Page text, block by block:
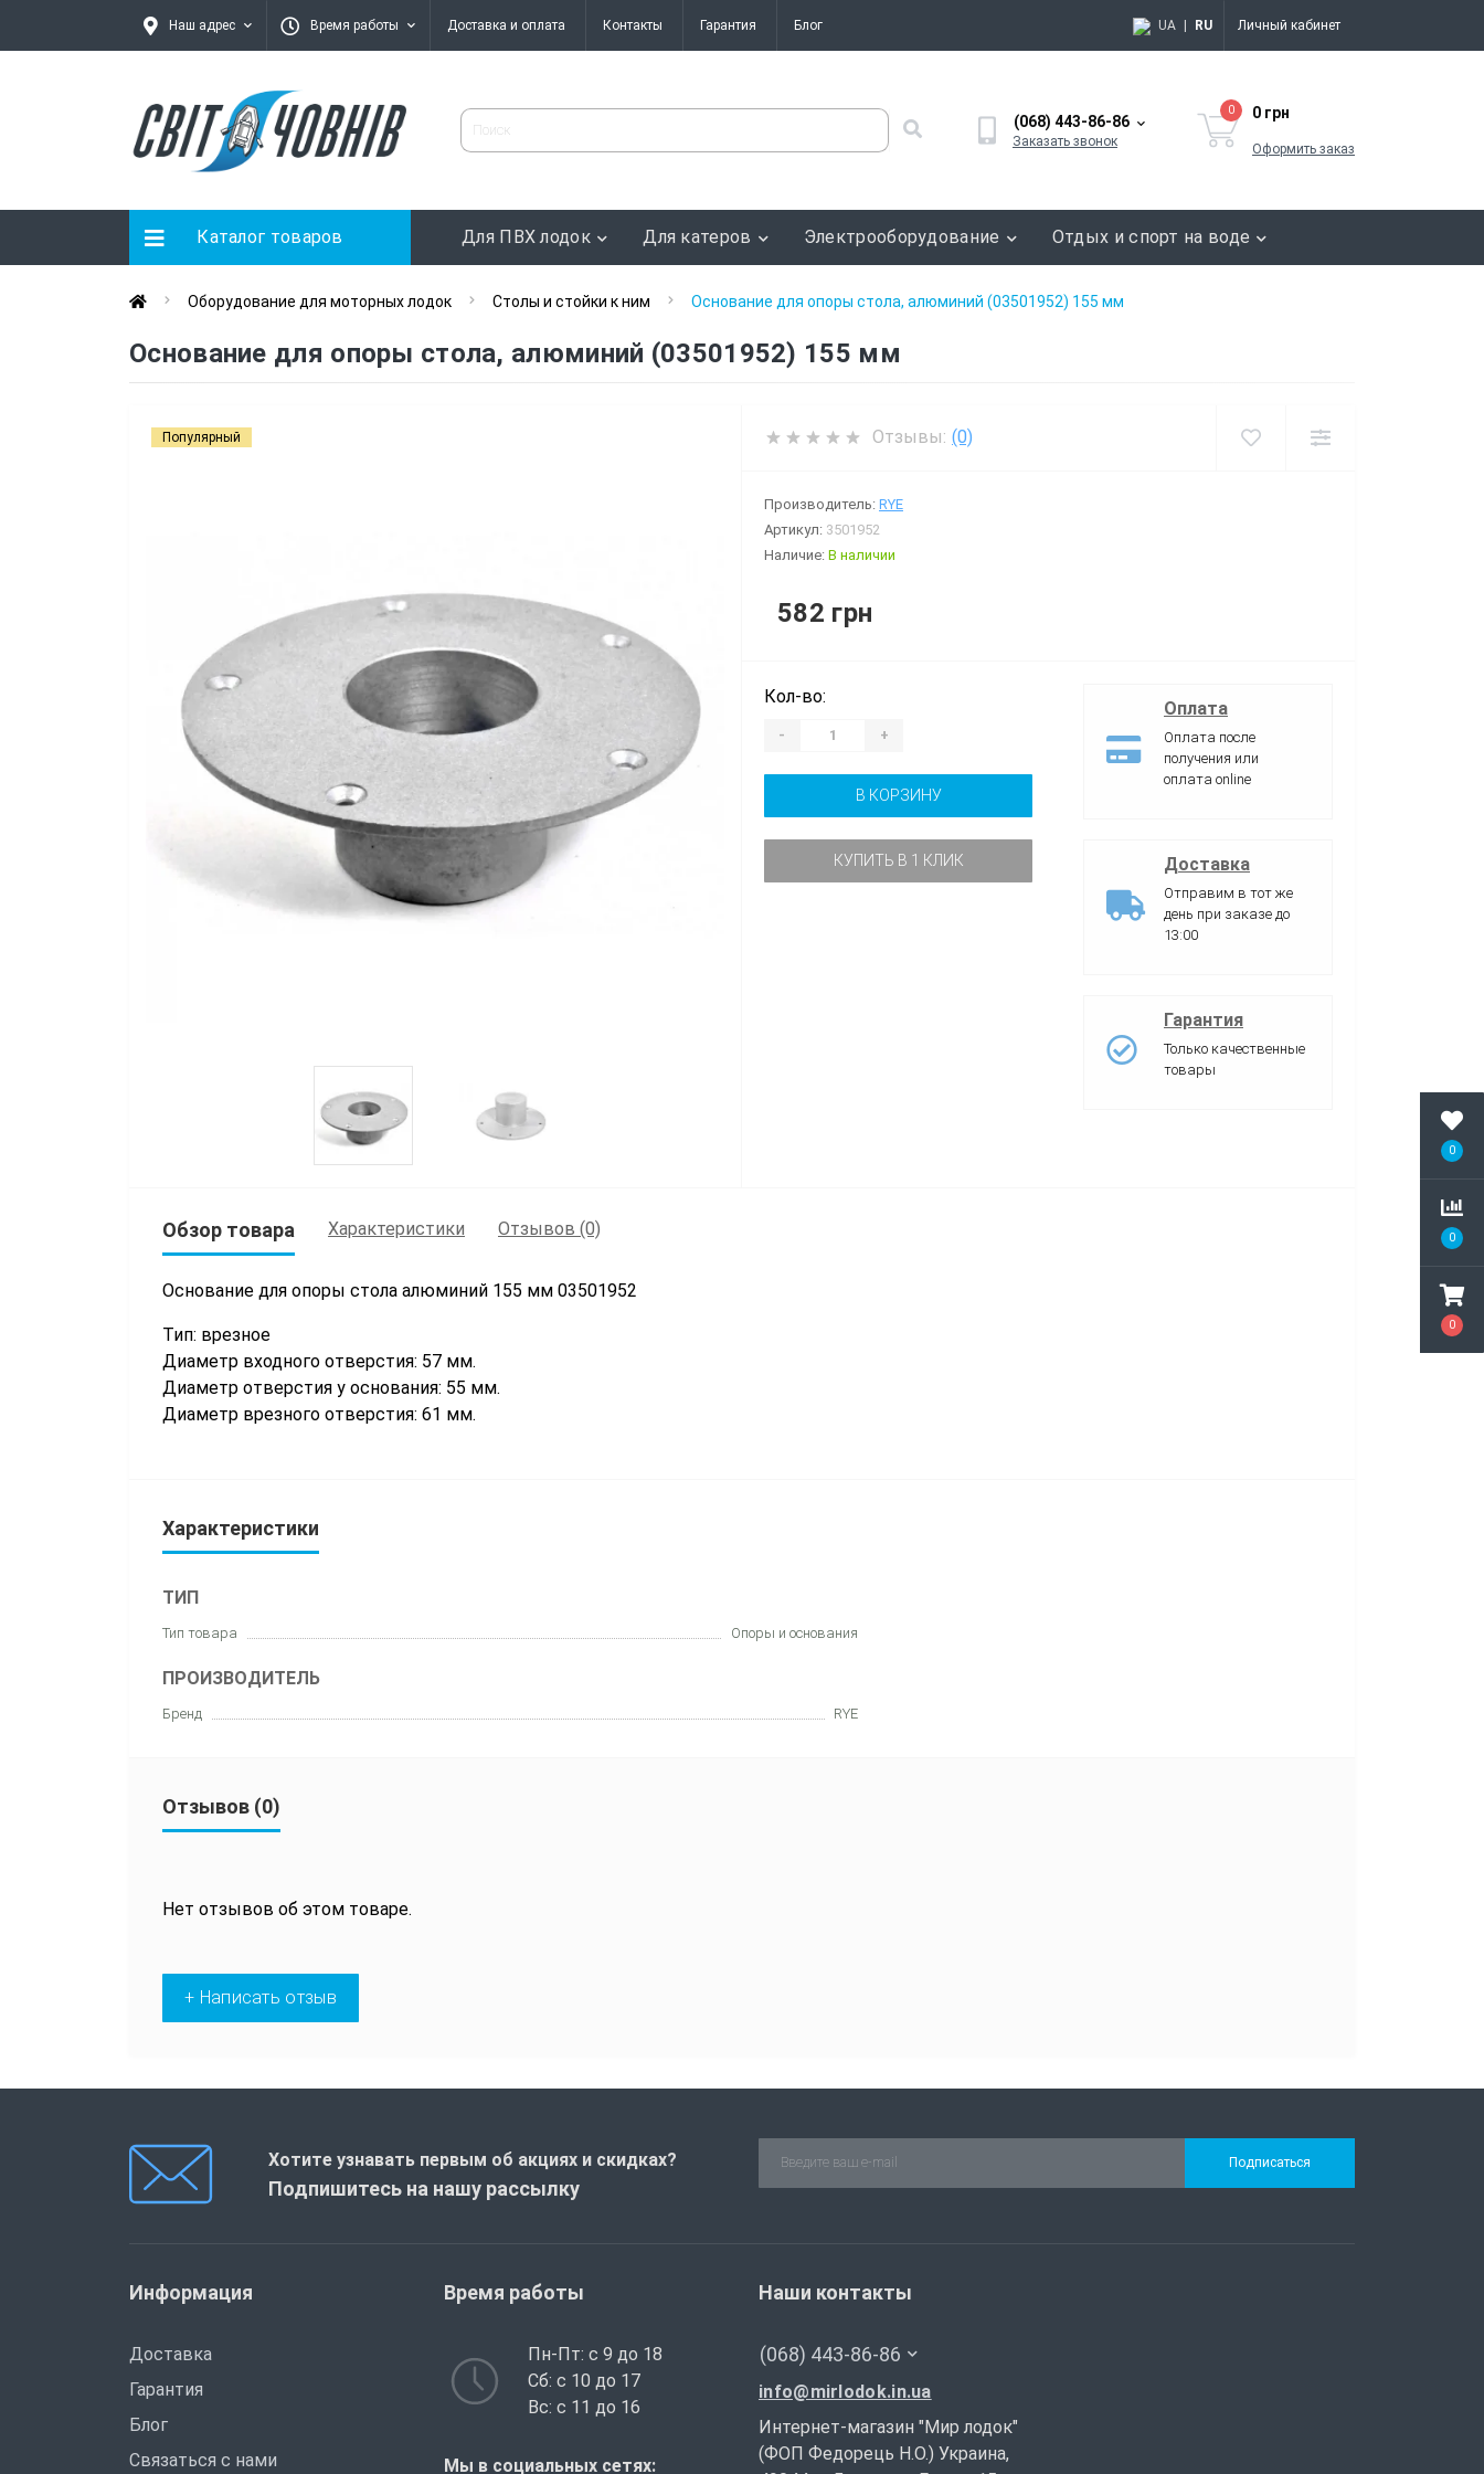
0
0
0
Наш адрес Время работы Доставка и оплата Контакты Гарантия Блог UA RU Личный кабинет
(068) 443-86-86
Заказать звонок
0 0 грн
Оформить заказ
Каталог товаров Для ПВХ лодок Для катеров Электрооборудование Отдых и спорт на воде
Оборудование для моторных лодок Столы и стойки к ним Основание для опоры стола, алюминий (03501952) 155 мм
Основание для опоры стола, алюминий (03501952) 155 мм
Популярный Отзывы: (0)
Производитель: RYE
Артикул: 3501952
Наличие: В наличии
582 грн
Кол-во:
- +
В КОРЗИНУ
КУПИТЬ В 1 КЛИК
Оплата
Оплата после
получения или
оплата online
Доставка
Отправим в тот же
день при заказе до
13:00
Гарантия
Только качественные
товары
Обзор товара Характеристики Отзывов (0)
Основание для опоры стола алюминий 155 мм 03501952
Тип: врезное
Диаметр входного отверстия: 57 мм.
Диаметр отверстия у основания: 55 мм.
Диаметр врезного отверстия: 61 мм.
Характеристики
ТИП
Тип товара Опоры и основания
ПРОИЗВОДИТЕЛЬ
Бренд RYE
Отзывов (0)
Нет отзывов об этом товаре.
+ Написать отзыв
Хотите узнавать первым об акциях и скидках?
Подпишитесь на нашу рассылку
Подписаться
Информация
Доставка
Гарантия
Блог
Связаться с нами
Время работы
Пн-Пт: с 9 до 18
Сб: с 10 до 17
Вс: с 11 до 16
Мы в социальных сетях:
Наши контакты
(068) 443-86-86
info@mirlodok.in.ua
Интернет-магазин "Мир лодок"
(ФОП Федорець Н.О.) Украина,